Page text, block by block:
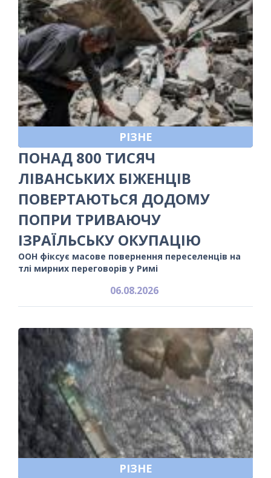
РІЗНЕ
ПОНАД 800 ТИСЯЧ
ЛІВАНСЬКИХ БІЖЕНЦІВ
ПОВЕРТАЮТЬСЯ ДОДОМУ
ПОПРИ ТРИВАЮЧУ
ІЗРАЇЛЬСЬКУ ОКУПАЦІЮ
ООН фіксує масове повернення переселенців на
тлі мирних переговорів у Римі
06.08.2026
РІЗНЕ